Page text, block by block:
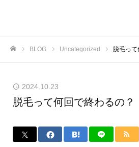
BLOG Uncategorized 脱毛っ
2024.10.23
脱毛って何回で終わるの？